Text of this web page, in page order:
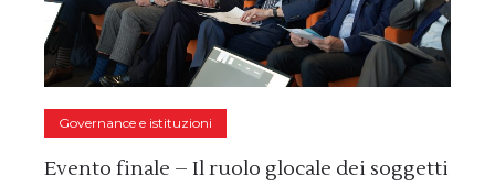
Governance e istituzioni
Evento finale – Il ruolo glocale dei soggetti